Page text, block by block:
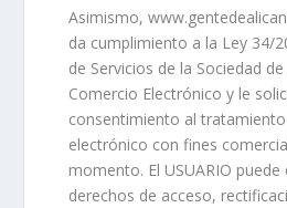
Asimismo,
da cumplimiento a la Ley 34/
de Servicios de la Sociedad
Comercio Electrónico y le
consentimiento al
electrónico con fines
momento. El USUARIO puede
derechos de acceso,